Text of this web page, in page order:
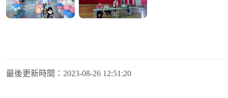
最後更新時間： 2023-08-26 12:51:20